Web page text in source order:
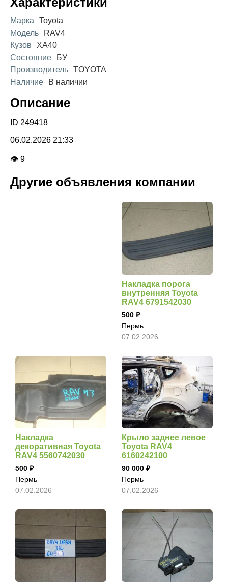
Марка
Toyota
Модель
RAV4
Кузов
XA40
Состояние
БУ
Производитель TOYOTA
Наличие
В наличии
Описание
ID 249418
06.02.2026 21:33
👁 9
Другие объявления компании
Накладка порога
внутренняя Toyota
RAV4 6791542030
500
Пермь
07.02.2026
Накладка
декоративная Toyota
RAV4 5560742030
500
Пермь
07.02.2026
Крыло заднее левое
Toyota RAV4
6160242100
90 000
Пермь
07.02.2026